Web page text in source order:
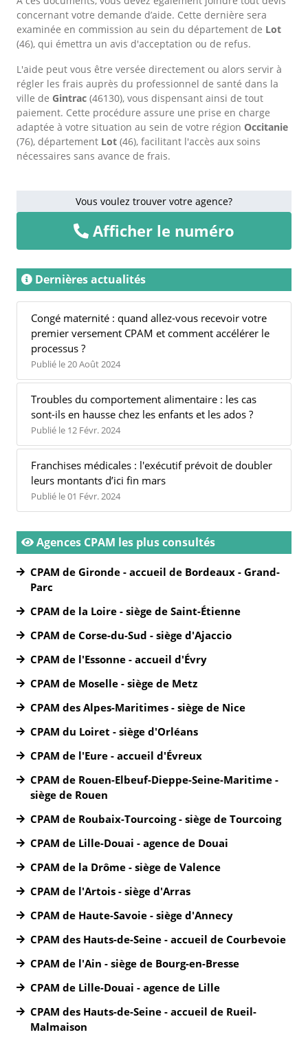
concernant votre demande d’aide. Cette dernière sera
examinée en commission au sein du département de Lot
(46), qui émettra un avis d'acceptation ou de refus.
L'aide peut vous être versée directement ou alors servir à
régler les frais auprès du professionnel de santé dans la
ville de Gintrac (46130), vous dispensant ainsi de tout
paiement. Cette procédure assure une prise en charge
adaptée à votre situation au sein de votre région Occitanie
(76), département Lot (46), facilitant l'accès aux soins
nécessaires sans avance de frais.
Vous voulez trouver votre agence?
Afficher le numéro
Dernières actualités
Congé maternité : quand allez-vous recevoir votre
premier versement CPAM et comment accélérer le
processus ?
Publié le 20 Août 2024
Troubles du comportement alimentaire : les cas
sont-ils en hausse chez les enfants et les ados ?
Publié le 12 Févr. 2024
Franchises médicales : l'exécutif prévoit de doubler
leurs montants d’ici fin mars
Publié le 01 Févr. 2024
Agences CPAM les plus consultés
CPAM de Gironde - accueil de Bordeaux - Grand-
Parc
CPAM de la Loire - siège de Saint-Étienne
CPAM de Corse-du-Sud - siège d'Ajaccio
CPAM de l'Essonne - accueil d'Évry
CPAM de Moselle - siège de Metz
CPAM des Alpes-Maritimes - siège de Nice
CPAM du Loiret - siège d'Orléans
CPAM de l'Eure - accueil d'Évreux
CPAM de Rouen-Elbeuf-Dieppe-Seine-Maritime -
siège de Rouen
CPAM de Roubaix-Tourcoing - siège de Tourcoing
CPAM de Lille-Douai - agence de Douai
CPAM de la Drôme - siège de Valence
CPAM de l'Artois - siège d'Arras
CPAM de Haute-Savoie - siège d'Annecy
CPAM des Hauts-de-Seine - accueil de Courbevoie
CPAM de l'Ain - siège de Bourg-en-Bresse
CPAM de Lille-Douai - agence de Lille
CPAM des Hauts-de-Seine - accueil de Rueil-
Malmaison